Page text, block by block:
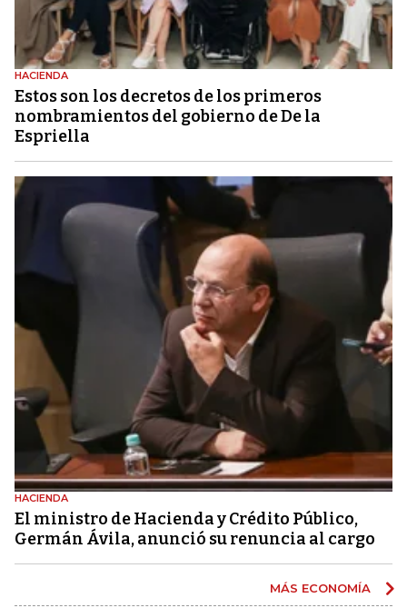
HACIENDA
Estos son los decretos de los primeros
nombramientos del gobierno de De la
Espriella
HACIENDA
El ministro de Hacienda y Crédito Público,
Germán Ávila, anunció su renuncia al cargo
MÁS ECONOMÍA